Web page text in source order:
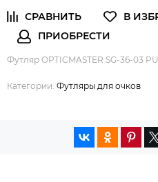
Футляр OPTICMASTER SG-36-03
Категории: Футляры для очков